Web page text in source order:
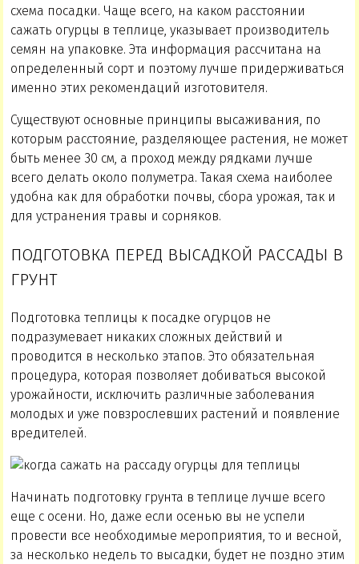
схема посадки. Чаще всего, на каком расстоянии
сажать огурцы в теплице, указывает производитель
семян на упаковке. Эта информация рассчитана на
определенный сорт и поэтому лучше придерживаться
именно этих рекомендаций изготовителя.
Существуют основные принципы высаживания, по
которым расстояние, разделяющее растения, не может
быть менее 30 см, а проход между рядками лучше
всего делать около полуметра. Такая схема наиболее
удобна как для обработки почвы, сбора урожая, так и
для устранения травы и сорняков.
ПОДГОТОВКА ПЕРЕД ВЫСАДКОЙ РАССАДЫ В
ГРУНТ
Подготовка теплицы к посадке огурцов не
подразумевает никаких сложных действий и
проводится в несколько этапов. Это обязательная
процедура, которая позволяет добиваться высокой
урожайности, исключить различные заболевания
молодых и уже повзрослевших растений и появление
вредителей.
Начинать подготовку грунта в теплице лучше всего
еще с осени. Но, даже если осенью вы не успели
провести все необходимые мероприятия, то и весной,
за несколько недель то высадки, будет не поздно этим